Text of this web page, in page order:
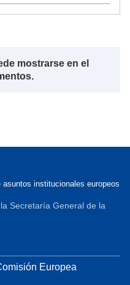
mostrarse en el
institucionales europeos
Secretaría General de la
Europea